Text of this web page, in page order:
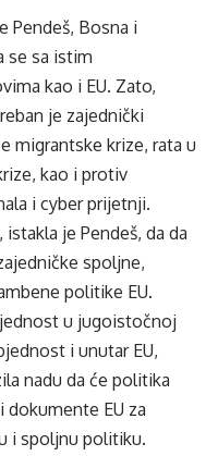
Pendeš, Bosna i
se sa istim
kao i EU. Zato,
je zajednički
migrantske krize, rata u
kao i protiv
i cyber prijetnji.
je Pendeš, da da
spoljne,
politike EU.
u jugoistočnoj
i unutar EU,
nadu da će politika
EU za
i spoljnu politiku.